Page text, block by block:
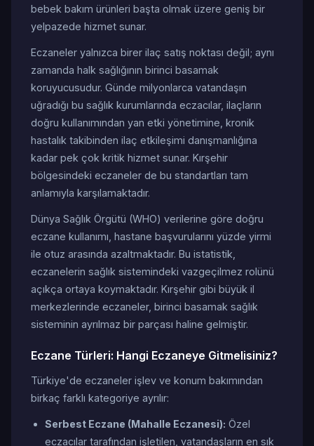
bebek bakım ürünleri başta olmak üzere geniş bir
yelpazede hizmet sunar.
Eczaneler yalnızca birer ilaç satış noktası değil; aynı
zamanda halk sağlığının birinci basamak
koruyucusudur. Günde milyonlarca vatandaşın
uğradığı bu sağlık kurumlarında eczacılar, ilaçların
doğru kullanımından yan etki yönetimine, kronik
hastalık takibinden ilaç etkileşimi danışmanlığına
kadar pek çok kritik hizmet sunar. Kırşehir
bölgesindeki eczaneler de bu standartları tam
anlamıyla karşılamaktadır.
Dünya Sağlık Örgütü (WHO) verilerine göre doğru
eczane kullanımı, hastane başvurularını yüzde yirmi
ile otuz arasında azaltmaktadır. Bu istatistik,
eczanelerin sağlık sistemindeki vazgeçilmez rolünü
açıkça ortaya koymaktadır. Kırşehir gibi büyük il
merkezlerinde eczaneler, birinci basamak sağlık
sisteminin ayrılmaz bir parçası haline gelmiştir.
Eczane Türleri: Hangi Eczaneye Gitmelisiniz?
Türkiye'de eczaneler işlev ve konum bakımından
birkaç farklı kategoriye ayrılır:
Serbest Eczane (Mahalle Eczanesi): Özel
eczacılar tarafından işletilen, vatandaşların en sık